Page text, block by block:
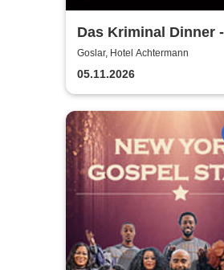
Das Kriminal Dinner
Aussage: Mord!
Goslar, Hotel Achtermann
05.11.2026